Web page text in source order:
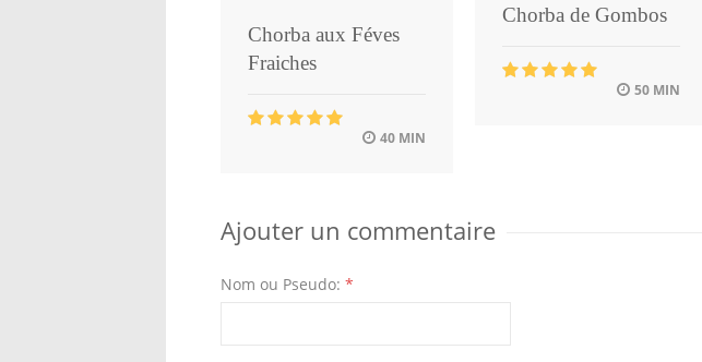
Chorba aux Féves
Fraiches
40 MIN
Chorba de Gombos
50 MIN
Ajouter un commentaire
Nom ou Pseudo: *